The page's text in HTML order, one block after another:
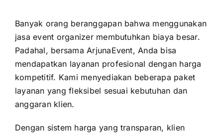
Banyak orang beranggapan bahwa menggunakan
jasa event organizer membutuhkan biaya besar.
Padahal, bersama ArjunaEvent, Anda bisa
mendapatkan layanan profesional dengan harga
kompetitif. Kami menyediakan beberapa paket
layanan yang fleksibel sesuai kebutuhan dan
anggaran klien.
Dengan sistem harga yang transparan, klien